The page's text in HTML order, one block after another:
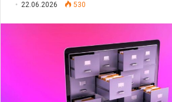
22.06.2026 530